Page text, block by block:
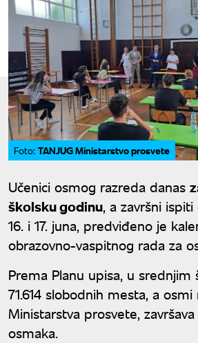
Foto: TANJUG Ministarstvo prosvete
Učenici osmog razreda danas
školsku godinu, a završni ispiti
16. i 17. juna, predviđeno je
obrazovno-vaspitnog rada za
Prema Planu upisa, u srednjim
71.614 slobodnih mesta, a
Ministarstva prosvete,
osmaka.